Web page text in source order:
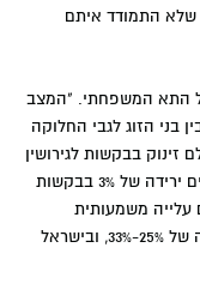
התמודד איתם
התא המשפחתי. "המצב
בני הזוג לגבי החלוקה
בבקשות לגירושין
בעקבות הקורונה – מלבד ישראל. בישראל רואים ירידה של 3% בבקשות
רואים גם עלייה משמעותית
באלימות בתוך המשפחה - בעולם נרשמה עלייה של 25%-33%, ובישראל